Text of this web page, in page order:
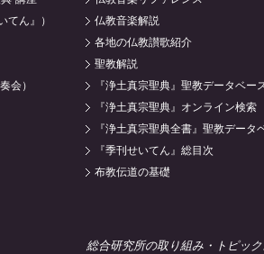
てん』）
会）
仏教音楽解説
各地の仏教讃歌紹介
聖教解説
『浄土真宗聖典』聖教データベー
『浄土真宗聖典』オンライン検索
『浄土真宗聖典全書』聖教データ
『季刊せいてん』総目次
布教伝道の基礎
総合研究所の取り組み・トピッ